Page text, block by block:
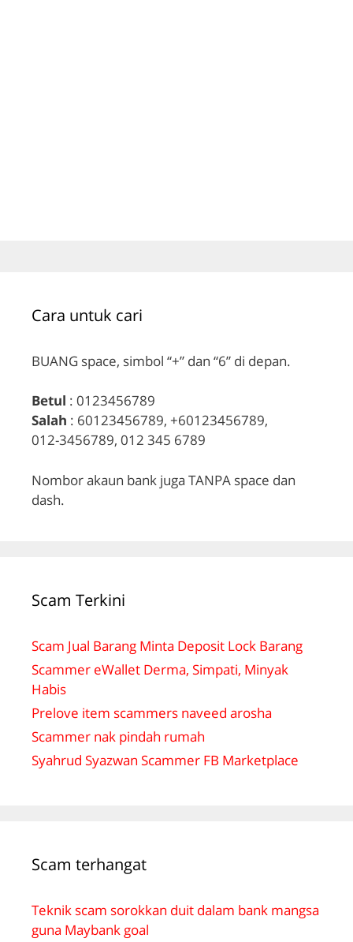
Cara untuk cari
BUANG space, simbol “+” dan “6” di depan.
Betul : 0123456789
Salah : 60123456789, +60123456789,
012-3456789, 012 345 6789
Nombor akaun bank juga TANPA space dan
dash.
Scam Terkini
Scam Jual Barang Minta Deposit Lock Barang
Scammer eWallet Derma, Simpati, Minyak
Habis
Prelove item scammers naveed arosha
Scammer nak pindah rumah
Syahrud Syazwan Scammer FB Marketplace
Scam terhangat
Teknik scam sorokkan duit dalam bank mangsa
guna Maybank goal